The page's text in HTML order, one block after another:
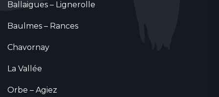
Ballaigues – Lignerolle
Baulmes – Rances
Chavornay
La Vallée
Orbe – Agiez